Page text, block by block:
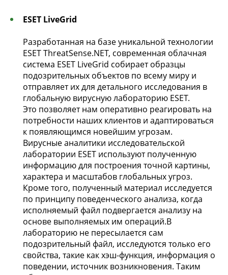
ESET LiveGrid
Разработанная на базе уникальной технологии
ESET ThreatSense.NET, современная облачная
система ESET LiveGrid собирает образцы
подозрительных объектов по всему миру и
отправляет их для детального исследования в
глобальную вирусную лабораторию ESET.
Это позволяет нам оперативно реагировать на
потребности наших клиентов и адаптироваться
к появляющимся новейшим угрозам.
Вирусные аналитики исследовательской
лаборатории ESET используют полученную
информацию для построения точной картины,
характера и масштабов глобальных угроз.
Кроме того, полученный материал исследуется
по принципу поведенческого анализа, когда
исполняемый файл подвергается анализу на
основе выполняемых им операций.В
лабораторию не пересылается сам
подозрительный файл, исследуются только его
свойства, такие как хэш-функция, информация о
поведении, источник возникновения. Таким